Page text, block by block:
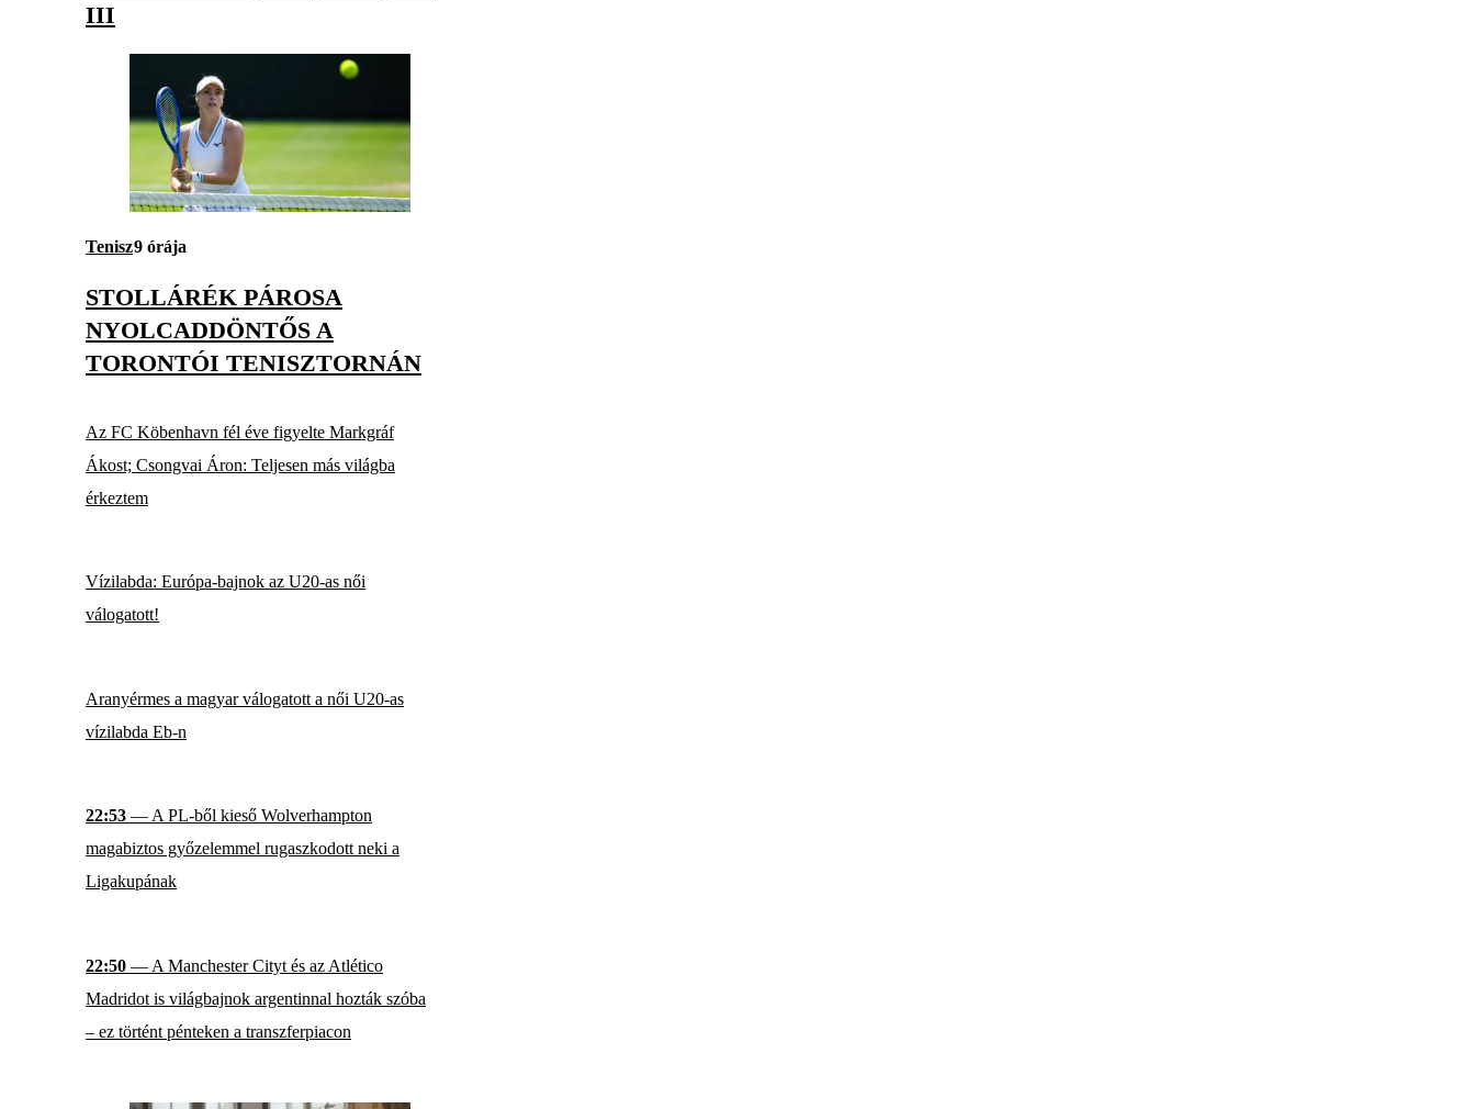
III
Tenisz9 órája
STOLLÁRÉK PÁROSA
NYOLCADDÖNTŐS A
TORONTÓI TENISZTORNÁN
Az FC Köbenhavn fél éve figyelte Markgráf
Ákost; Csongvai Áron: Teljesen más világba
érkeztem
Vízilabda: Európa-bajnok az U20-as női
válogatott!
Aranyérmes a magyar válogatott a női U20-as
vízilabda Eb-n
22:53 — A PL-ből kieső Wolverhampton
magabiztos győzelemmel rugaszkodott neki a
Ligakupának
22:50 — A Manchester Cityt és az Atlético
Madridot is világbajnok argentinnal hozták szóba
– ez történt pénteken a transzferpiacon